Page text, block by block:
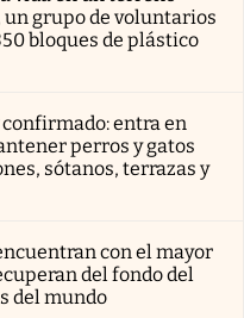
un grupo de voluntarios
bloques de plástico
entra en
perros y gatos
sótanos, terrazas y
con el mayor
del fondo del
del mundo